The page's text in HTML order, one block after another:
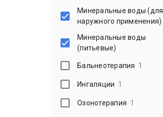
Минеральные воды (для
наружного применения)
Минеральные воды
(питьевые)
Бальнеотерапия 1
Ингаляции 1
Озонотерапия 1